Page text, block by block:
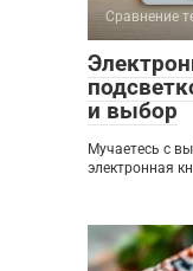
Сравнение
и выбор
Мучаетесь с
электронная